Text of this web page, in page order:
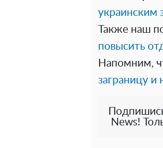
украинским
Также наш
повысить
Напомним,
заграницу и
News!